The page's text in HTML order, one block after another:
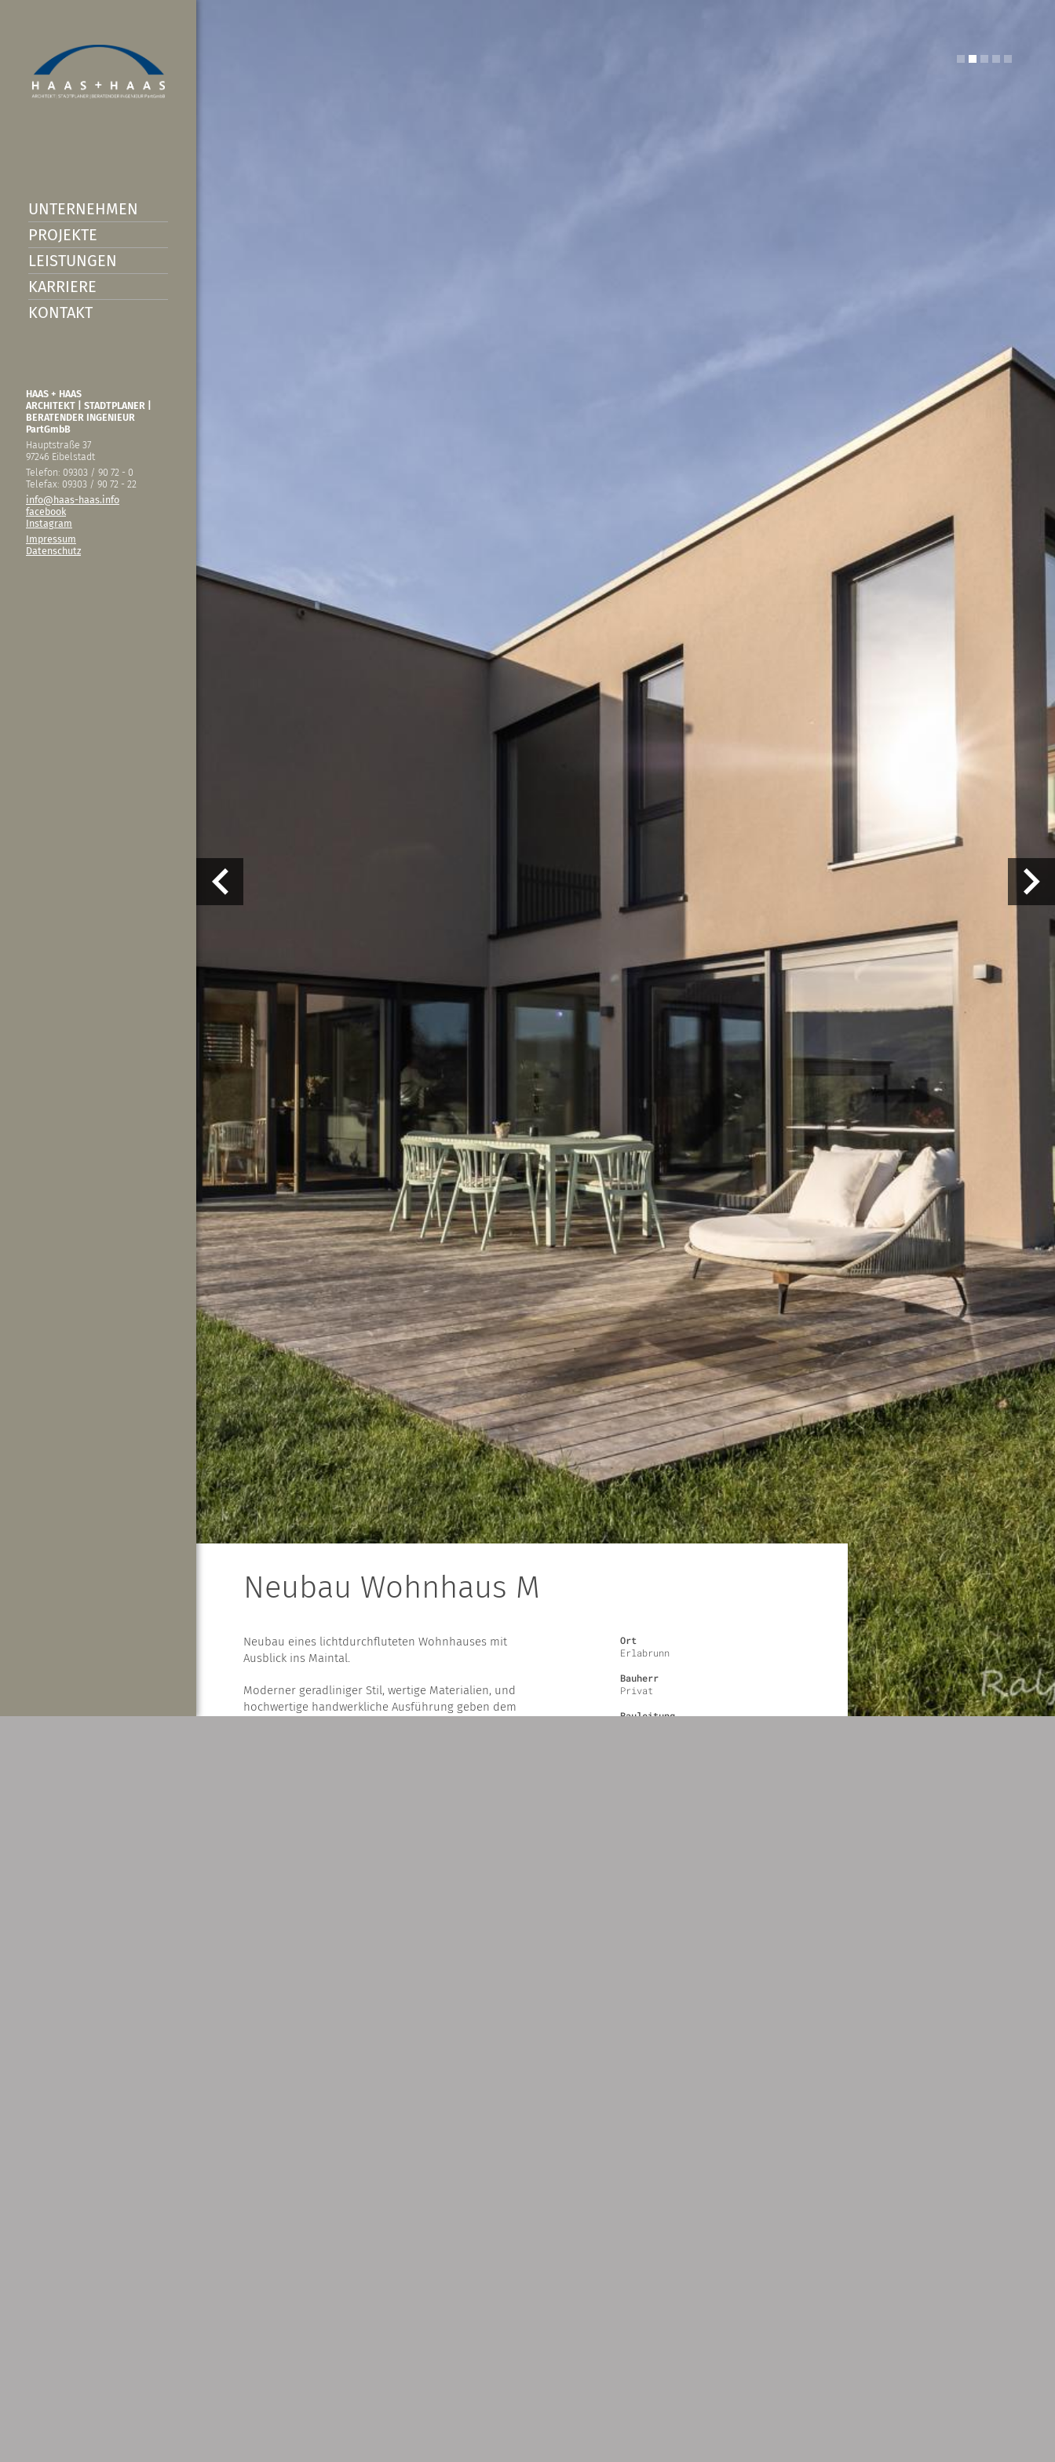
UNTERNEHMEN
PROJEKTE
LEISTUNGEN
KARRIERE
KONTAKT
HAAS + HAAS
ARCHITEKT | STADTPLANER |
BERATENDER INGENIEUR
PartGmbB
Hauptstraße 37
97246 Eibelstadt
Telefon: 09303 / 90 72 - 0
Telefax: 09303 / 90 72 - 22
info@haas-haas.info
facebook
Instagram
Impressum
Datenschutz
1 2 3 4 5
Neubau Wohnhaus M
Ort
Erlabrunn
Bauherr
Privat
Bauleitung
Neubau eines lichtdurchfluteten Wohnhauses mit
Ausblick ins Maintal.
Moderner geradliniger Stil, wertige Materialien, und
hochwertige handwerkliche Ausführung geben dem